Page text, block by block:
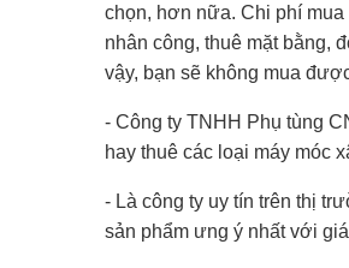
chọn, hơn nữa. Chi phí
nhân công, thuê mặt bằng,
vậy, bạn sẽ không mua
- Công ty TNHH Phụ tùng
hay thuê các loại máy móc
- Là công ty uy tín trên thị
sản phẩm ưng ý nhất với